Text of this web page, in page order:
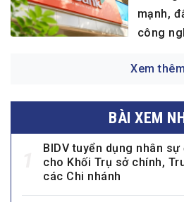
mạnh,
công
Xem thêm
BÀI XEM
BIDV tuyển dụng nhân
cho Khối Trụ sở chính,
các Chi nhánh